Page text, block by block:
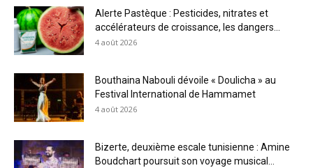
Alerte Pastèque : Pesticides, nitrates et
accélérateurs de croissance, les dangers...
4 août 2026
Bouthaina Nabouli dévoile « Doulicha » au
Festival International de Hammamet
4 août 2026
Bizerte, deuxième escale tunisienne : Amine
Boudchart poursuit son voyage musical...